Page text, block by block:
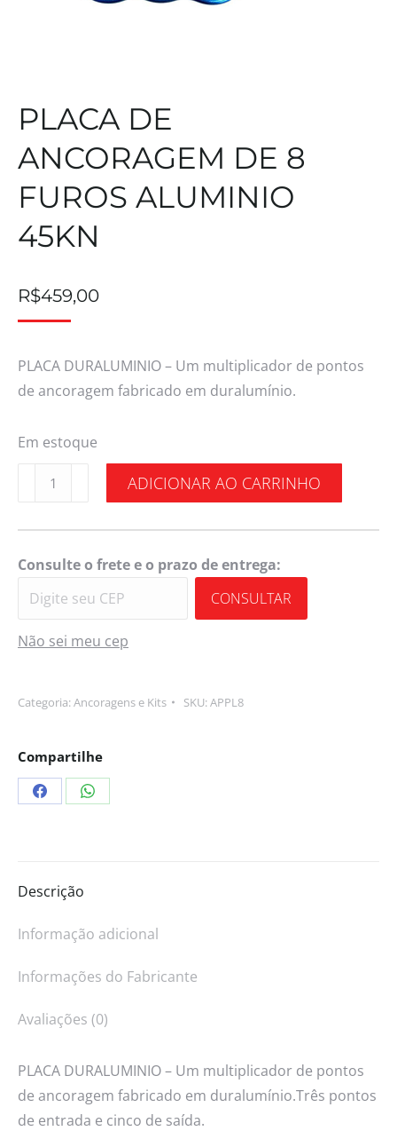
PLACA DE
ANCORAGEM DE 8
FUROS ALUMINIO
45KN
R$459,00
PLACA DURALUMINIO – Um multiplicador de pontos
de ancoragem fabricado em duralumínio.
Em estoque
ADICIONAR AO CARRINHO
Consulte o frete e o prazo de entrega:
CONSULTAR
Não sei meu cep
Categoria:Ancoragens e Kits SKU:APPL8
Compartilhe
Descrição
Informação adicional
Informações do Fabricante
Avaliações (0)
PLACA DURALUMINIO – Um multiplicador de pontos
de ancoragem fabricado em duralumínio.Três pontos
de entrada e cinco de saída.